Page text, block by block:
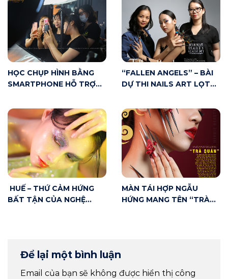
HỌC CHỤP HÌNH BẰNG
SMARTPHONE HỖ TRỢ
THẾ NÀO?
“FALLEN ANGELS” – BÀI
DỰ THI NAILS ART LỌT
BEAUTY AWARDS 2020
HUẾ – THỨ CẢM HỨNG
BẤT TẬN CỦA NGHỆ
MÀN TÁI HỢP NGẪU
HỨNG MANG TÊN “TRÀ
Để lại một bình luận
Email của bạn sẽ không được hiển thị công